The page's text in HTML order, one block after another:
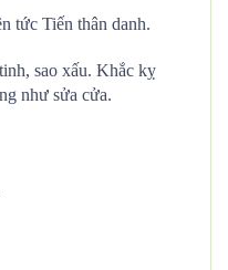
tức Tiến thân danh.
sao xấu. Khắc kỵ
như sửa cửa.